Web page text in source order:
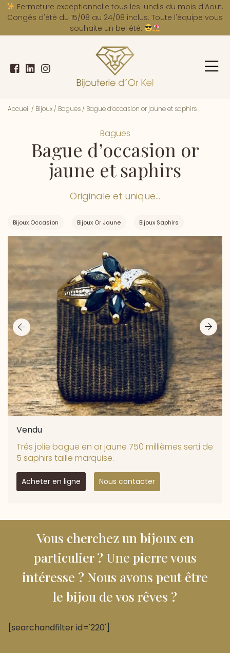
Fermeture exceptionnelle tous les lundis du mois d'Aout.
Congés d'été du 15/08 au 24/08 inclus. Toute l'équipe vous
souhaite un bel été.
Accueil / Bijoux / Bagues / Bague d’occasion or jaune et saphirs
Bagues
Bague d’occasion or
jaune et saphirs
Originale et unique...
Bijoux Occasion Bijoux Or Jaune Bijoux Saphirs
Vendu
Trés jolie bague en or jaune 750 millièmes serti de
5 saphirs taille marquise.
Acheter en ligne Nous contacter
Vous cherchez un bijoux en
particulier ? Une pierre vous
intéresse ? Nous avons peut être
le bijou de vos rêves ?
[searchandfilter id='220']